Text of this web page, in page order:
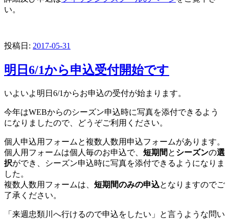
い。
投稿日: 2017-05-31
明日6/1から申込受付開始です
いよいよ明日6/1からお申込の受付が始まります。
今年はWEBからのシーズン申込時に写真を添付できるよう
になりましたので、どうぞご利用ください。
個人申込用フォームと複数人数用申込フォームがあります。
個人用フォームは個人毎のお申込で、 短期間 と シーズンの選
択ができ、シーズン申込時に写真を添付できるようになりま
した。
複数人数用フォームは、 短期間のみの申込となりますのでご
了承ください。
「来週忠類川へ行けるので申込をしたい」と言うような問い